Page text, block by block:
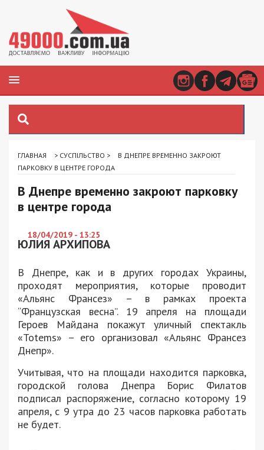
ГЛАВНАЯ > СУСПІЛЬСТВО >
В ДНЕПРЕ ВРЕМЕННО ЗАКРОЮТ
ПАРКОВКУ В ЦЕНТРЕ ГОРОДА
В Днепре временно закроют парковку
в центре города
18/04/2019 - 13:25
ЮЛИЯ АРХИПОВА
В Днепре, как и в других городах Украины,
проходят мероприятия, которые проводит
«Альянс Франсез» – в рамках проекта
“Французская весна”. 19 апреля на площади
Героев Майдана покажут уличный спектакль
«Totems» – его организовал «Альянс Франсез
Днепр».
Учитывая, что на площади находится парковка,
городской голова Днепра Борис Филатов
подписал распоряжение, согласно которому 19
апреля, с 9 утра до 23 часов парковка работать
не будет.